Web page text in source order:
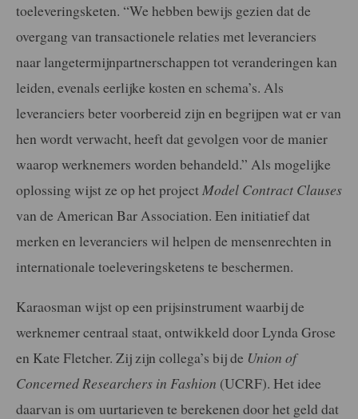
toeleveringsketen. “We hebben bewijs gezien dat de
overgang van transactionele relaties met leveranciers
naar langetermijnpartnerschappen tot veranderingen kan
leiden, evenals eerlijke kosten en schema’s. Als
leveranciers beter voorbereid zijn en begrijpen wat er van
hen wordt verwacht, heeft dat gevolgen voor de manier
waarop werknemers worden behandeld.” Als mogelijke
oplossing wijst ze op het projectModel Contract Clauses
van de American Bar Association. Een initiatief dat
merken en leveranciers wil helpen de mensenrechten in
internationale toeleveringsketens te beschermen.
Karaosman wijst op een prijsinstrument waarbij de
werknemer centraal staat, ontwikkeld door Lynda Grose
en Kate Fletcher. Zij zijn collega’s bij de Union of
Concerned Researchers in Fashion (UCRF). Het idee
daarvan is om uurtarieven te berekenen door het geld dat